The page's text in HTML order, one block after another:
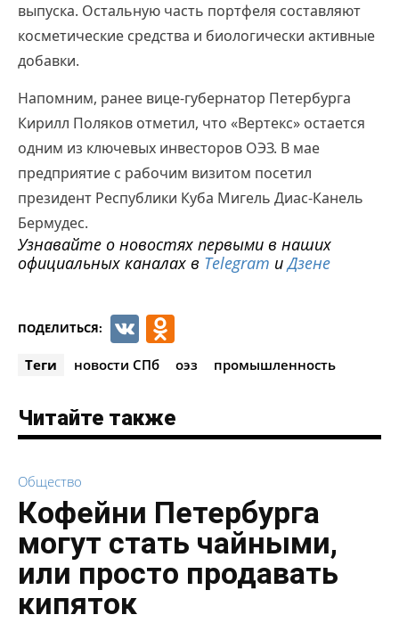
выпуска. Остальную часть портфеля составляют
косметические средства и биологически активные
добавки.
Напомним, ранее вице-губернатор Петербурга
Кирилл Поляков отметил, что «Вертекс» остается
одним из ключевых инвесторов ОЭЗ. В мае
предприятие с рабочим визитом посетил
президент Республики Куба Мигель Диас-Канель
Бермудес.
Узнавайте о новостях первыми в наших
официальных каналах в Telegram иДзене
ПОДЕЛИТЬСЯ: VK
Теги новости СПб оэз промышленность
Читайте также
Общество
Кофейни Петербурга
могут стать чайными,
или просто продавать
кипяток